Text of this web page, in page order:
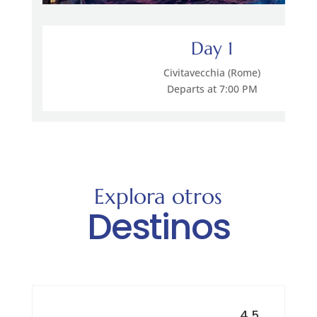
Day 1
Civitavecchia (Rome)
Departs at 7:00 PM
Explora otros
Destinos